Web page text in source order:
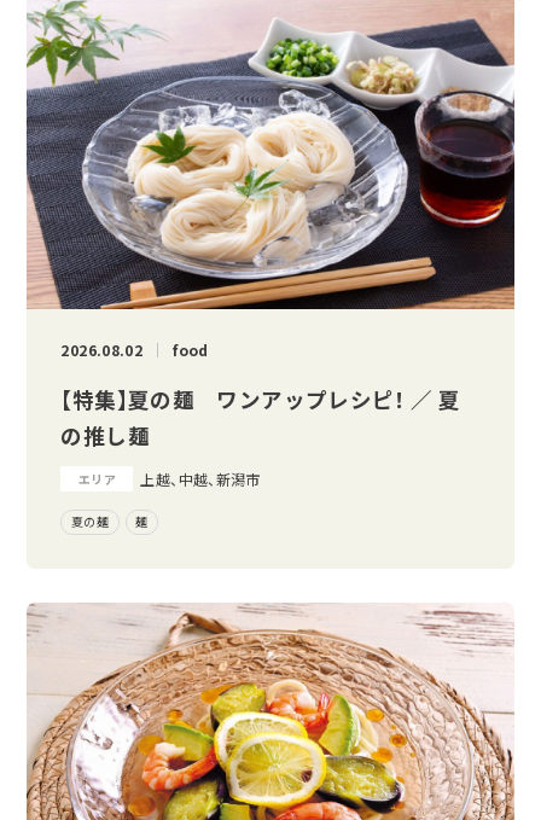
2026.08.02 food
【特集】夏の麺 ワンアップレシピ！ ／ 夏
の推し麺
エリア 上越、中越、新潟市
夏の麺 麺